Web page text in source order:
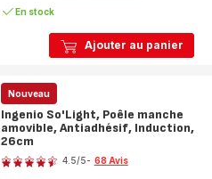
Ajouter au panier
(moyenne)
En stock
Nouveau
Ingenio So'Light, Poêle manche
amovible, Antiadhésif, Induction,
26cm
Note
4.5/5- 68 Avis